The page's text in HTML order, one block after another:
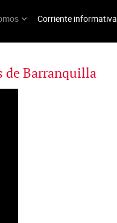
Corriente informativa
de Barranquilla